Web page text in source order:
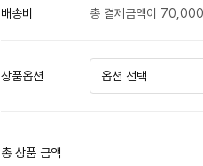
배송비 총 결제금액이
상품옵션
총 상품 금액